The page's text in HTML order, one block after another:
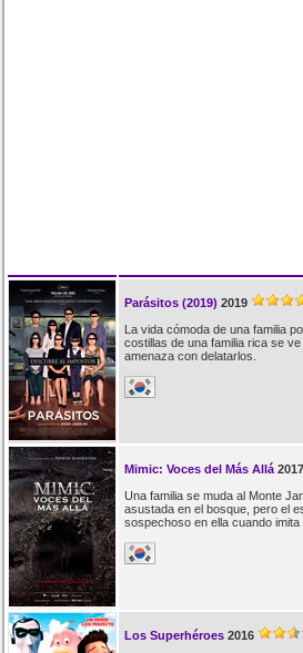
Parásitos (2019) 2019
La vida cómoda de una familia
costillas de una familia rica se
amenaza con delatarlos.
Mimic: Voces del Más Allá 2017
Una familia se muda al Monte
asustada en el bosque, pero el
sospechoso en ella cuando imita
Los Superhéroes 2016